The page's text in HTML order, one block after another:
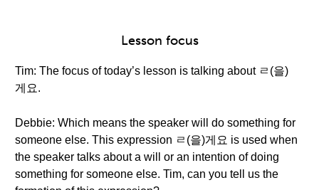
Lesson focus
Tim: The focus of today’s lesson is talking about ㄹ(을)
게요.
Debbie: Which means the speaker will do something for
someone else. This expression ㄹ(을)게요 is used when
the speaker talks about a will or an intention of doing
something for someone else. Tim, can you tell us the